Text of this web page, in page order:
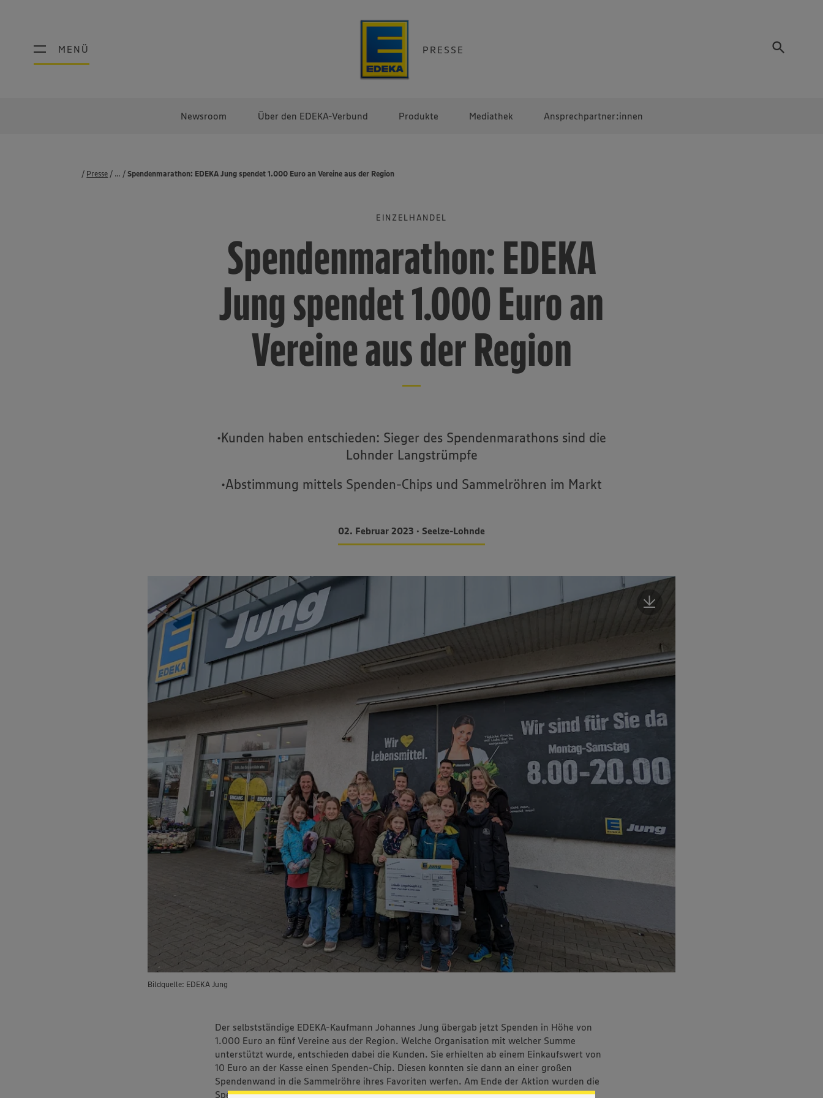
MENÜ PRESSE
MENÜ
Newsroom Über den EDEKA-Verbund Produkte Mediathek Ansprechpartner:innen
Presse Pressemeldungen
Spendenmarathon: EDEKA Jung spendet 1.000 Euro an Vereine aus der Region
...
EINZELHANDEL
Spendenmarathon: EDEKA
Jung spendet 1.000 Euro an
Vereine aus der Region
•Kunden haben entschieden: Sieger des Spendenmarathons sind die
Lohnder Langstrümpfe
•Abstimmung mittels Spenden-Chips und Sammelröhren im Markt
02. Februar 2023 • Seelze-Lohnde
Bildquelle: EDEKA Jung
Der selbstständige EDEKA-Kaufmann Johannes Jung übergab jetzt Spenden in Höhe von
1.000 Euro an fünf Vereine aus der Region. Welche Organisation mit welcher Summe
unterstützt wurde, entschieden dabei die Kunden. Sie erhielten ab einem Einkaufswert von
10 Euro an der Kasse einen Spenden-Chip. Diesen konnten sie dann an einer großen
Spendenwand in die Sammelröhre ihres Favoriten werfen. Am Ende der Aktion wurden die
Spenden-Chips ausgezählt und der Sieger ermittelt.